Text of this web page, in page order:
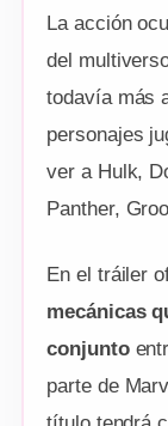
La acción
del
todavía más
personajes
ver a Hulk,
Panther,
En el tráiler
mecánicas
conjunto
parte de